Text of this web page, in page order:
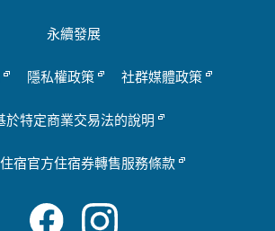
永續發展
隱私權政策 社群媒體政策
於特定商業交易法的說明
宿官方住宿券轉售服務條款